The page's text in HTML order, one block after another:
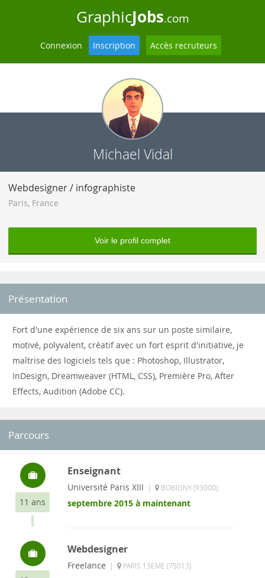
GraphicJobs.com
Connexion Inscription Accès recruteurs
Michael Vidal
Webdesigner / infographiste
Paris, France
Voir le profil complet
Présentation
Fort d'une expérience de six ans sur un poste similaire,
motivé, polyvalent, créatif avec un fort esprit d'initiative, je
maîtrise des logiciels tels que : Photoshop, Illustrator,
InDesign, Dreamweaver (HTML, CSS), Première Pro, After
Effects, Audition (Adobe CC).
Parcours
11 ans
Enseignant
Université Paris XIII | BOBIGNY (93000)
septembre 2015 à maintenant
Webdesigner
Freelance | PARIS 13EME (75013)